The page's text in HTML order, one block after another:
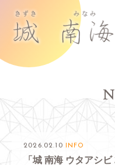
2026.02.10 INFO
「城 南海 ウタアシ